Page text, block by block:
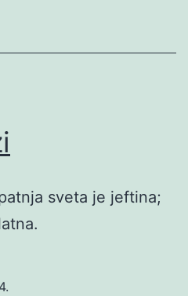
sveta je jeftina;